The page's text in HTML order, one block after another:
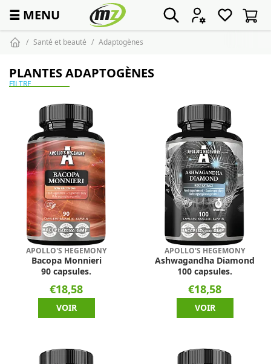
☰ MENU
Santé et beauté Adaptogènes
PLANTES ADAPTOGÈNES
FILTRE
APOLLO'S HEGEMONY
Bacopa Monnieri
90 capsules.
€18,58
VOIR
APOLLO'S HEGEMONY
Ashwagandha Diamond
100 capsules.
€18,58
VOIR